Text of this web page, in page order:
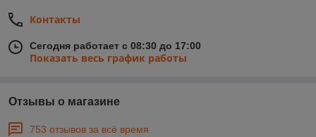
Контакты
Сегодня работает с 08:30 до 17:00
Показать весь график работы
Отзывы о магазине
753 отзывов за всё время